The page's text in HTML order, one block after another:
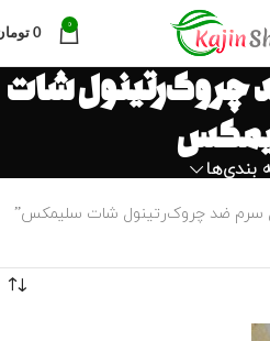
0
0
چروک‌رتینول شات
بندی‌ها
سرم ضد چروک‌رتینول شات سلیمکس”